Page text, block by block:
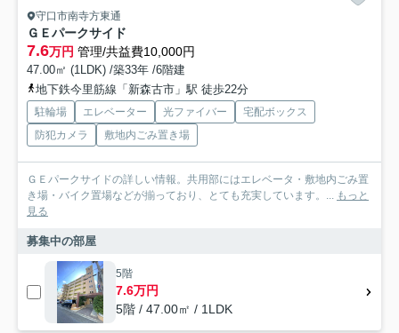
守口市南寺方東通
ＧＥパークサイド
7.6万円 管理/共益費10,000円
47.00㎡ (1LDK) /築33年 /6階建
地下鉄今里筋線「新森古市」駅 徒歩22分
駐輪場 エレベーター 光ファイバー
宅配ボックス
防犯カメラ
敷地内ごみ置き場
ＧＥパークサイドの詳しい情報。共用部にはエレベータ・敷地内ごみ置
き場・バイク置場などが揃っており、とても充実しています。... もっと
見る
募集中の部屋
5階
7.6万円
5階 / 47.00㎡ / 1LDK